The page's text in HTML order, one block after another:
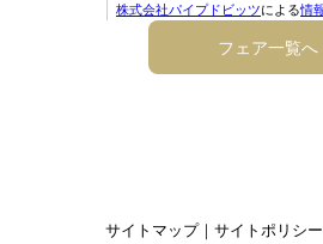
フェア一覧へ
サイトマップ｜ サイトポリシー